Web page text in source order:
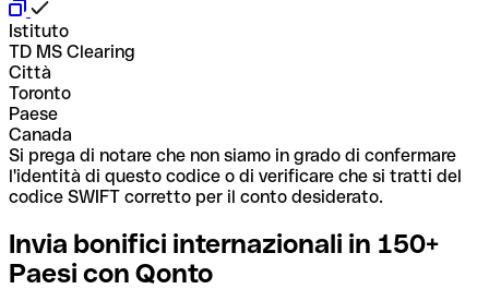
Istituto
TD MS Clearing
Città
Toronto
Paese
Canada
Si prega di notare che non siamo in grado di confermare
l'identità di questo codice o di verificare che si tratti del
codice SWIFT corretto per il conto desiderato.
Invia bonifici internazionali in 150+
Paesi con Qonto